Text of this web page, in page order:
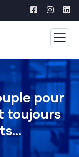
pour
toujours